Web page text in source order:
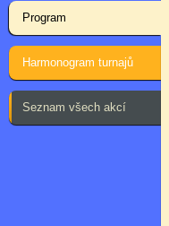
Program
Harmonogram turnajů
Seznam všech akcí